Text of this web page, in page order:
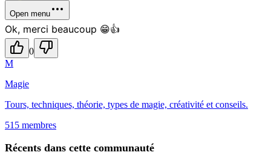
Open menu
Ok, merci beaucoup 😁👍
0
M
Magie
Tours, techniques, théorie, types de magie, créativité et conseils.
515 membres
Récents dans cette communauté